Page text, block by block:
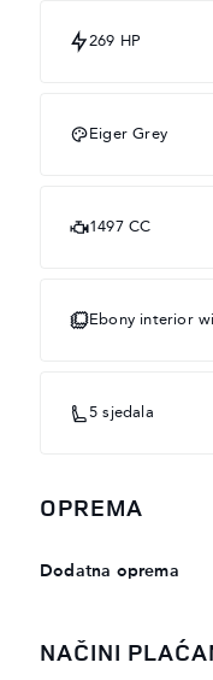
269 HP
Eiger Grey
1497 CC
Ebony interior
5 sjedala
OPREMA
Dodatna oprema
NAČINI